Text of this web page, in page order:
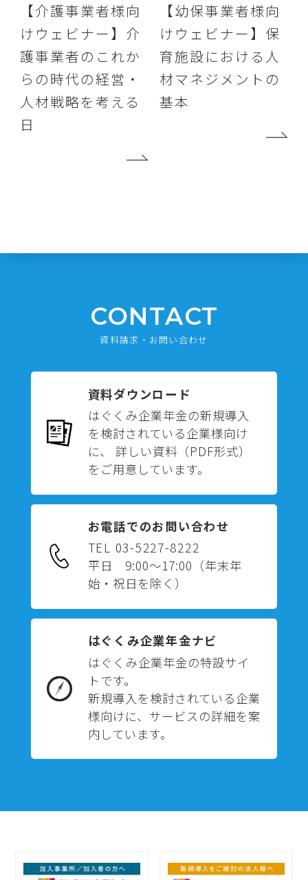
【介護事業者様向
けウェビナー】介
護事業者のこれか
らの時代の経営・
人材戦略を考える
日
【幼保事業者様向
けウェビナー】保
育施設における人
材マネジメントの
基本
CONTACT
資料請求・お問い合わせ
資料ダウンロード
はぐくみ企業年金の新規導入
を検討されている企業様向け
に、 詳しい資料（PDF形式）
をご用意しています。
お電話でのお問い合わせ
TEL 03-5227-8222
平日 9:00～17:00 （年末年
始・祝日を除く）
はぐくみ企業年金ナビ
はぐくみ企業年金の特設サイ
トです。
新規導入を検討されている企業
様向けに、サービスの詳細を案
内しています。